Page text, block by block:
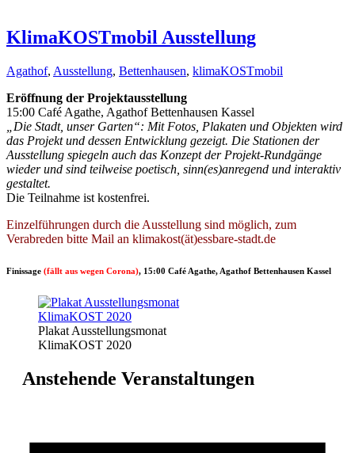
KlimaKOSTmobil Ausstellung
Agathof, Ausstellung, Bettenhausen, klimaKOSTmobil
Eröffnung der Projektausstellung
15:00 Café Agathe, Agathof Bettenhausen Kassel
„Die Stadt, unser Garten“: Mit Fotos, Plakaten und Objekten wird
das Projekt und dessen Entwicklung gezeigt. Die Stationen der
Ausstellung spiegeln auch das Konzept der Projekt-Rundgänge
wieder und sind teilweise poetisch, sinn(es)anregend und interaktiv
gestaltet.
Die Teilnahme ist kostenfrei.
Einzelführungen durch die Ausstellung sind möglich, zum
Verabreden bitte Mail an klimakost(ät)essbare-stadt.de
Finissage (fällt aus wegen Corona), 15:00 Café Agathe, Agathof Bettenhausen Kassel
Plakat Ausstellungsmonat
KlimaKOST 2020
Anstehende Veranstaltungen